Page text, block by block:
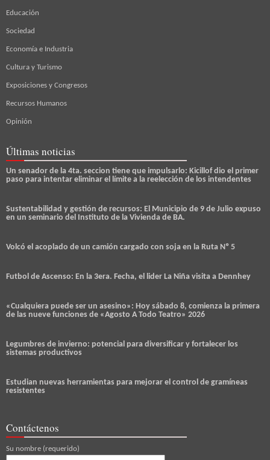
Educación
Sociedad
Economía e Industria
Cultura y Turismo
Exposiciones y Congresos
Recursos Humanos
Opinión
Últimas noticias
Un senador de la 4ta. seccion tiene que impulsarlo: Kicillof dio el primer
paso para intentar eliminar el límite a la reelección de los intendentes
Sustentabilidad y gestión de recursos: El Municipio de 9 de Julio expuso
en un seminario del Instituto de la Vivienda de BA.
Volcó el acoplado de un camión cargado con soja en la Ruta Nº 5
Futbol de Ascenso: En la 3era. Fecha, el lider La Niña visita a Dennhey
«Cualquiera puede ser un asesino»: Hoy sábado 8, comienza la primera
de las nueve funciones de «Agosto A Todo Teatro» 2026
Legumbres de invierno: potencial para diversificar y fortalecer los
sistemas productivos
Estudian nuevas herramientas para mejorar el control de gramíneas
resistentes
Contáctenos
Su nombre (requerido)